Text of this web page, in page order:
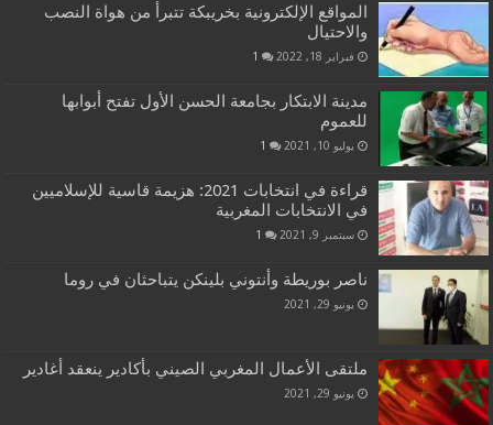
المواقع الإلكترونية بخريبكة تتبرأ من هواة النصب
والاحتيال
فبراير 18, 2022 1
مدينة الابتكار بجامعة الحسن الأول تفتح أبوابها
للعموم
يوليو 10, 2021 1
قراءة في انتخابات 2021: هزيمة قاسية للإسلاميين
في الانتخابات المغربية
سبتمبر 9, 2021 1
ناصر بوريطة وأنتوني بلينكن يتباحثان في روما
يونيو 29, 2021
ملتقى الأعمال المغربي الصيني بأكادير ينعقد أغادير
يونيو 29, 2021